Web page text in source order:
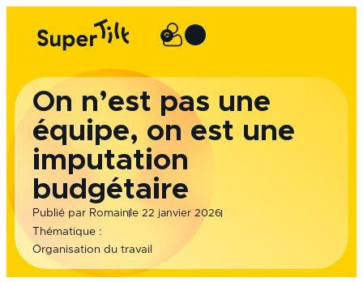
Aller
contenu
0
Panier
On n’est pas une
équipe, on est une
imputation
budgétaire
Publié parRomainle 22 janvier 2026
Thématique :
Organisation du travail